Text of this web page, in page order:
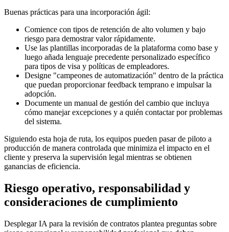
Buenas prácticas para una incorporación ágil:
Comience con tipos de retención de alto volumen y bajo
riesgo para demostrar valor rápidamente.
Use las plantillas incorporadas de la plataforma como base y
luego añada lenguaje precedente personalizado específico
para tipos de visa y políticas de empleadores.
Designe "campeones de automatización" dentro de la práctica
que puedan proporcionar feedback temprano e impulsar la
adopción.
Documente un manual de gestión del cambio que incluya
cómo manejar excepciones y a quién contactar por problemas
del sistema.
Siguiendo esta hoja de ruta, los equipos pueden pasar de piloto a
producción de manera controlada que minimiza el impacto en el
cliente y preserva la supervisión legal mientras se obtienen
ganancias de eficiencia.
Riesgo operativo, responsabilidad y
consideraciones de cumplimiento
Desplegar IA para la revisión de contratos plantea preguntas sobre